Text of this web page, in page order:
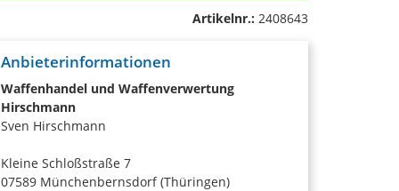
Artikelnr.: 2408643
Anbieterinformationen
Waffenhandel und Waffenverwertung
Hirschmann
Sven Hirschmann
Kleine Schloßstraße 7
07589 Münchenbernsdorf (Thüringen)